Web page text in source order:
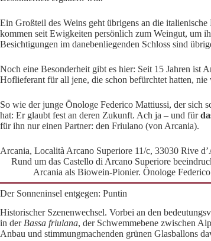
Ein Großteil des Weins geht übrigens an die
kommen seit Ewigkeiten persönlich zum Weingut, um
Besichtigungen im danebenliegenden Schloss sind
Noch eine Besonderheit gibt es hier: Seit 15 Jahren ist
Hoflieferant für all jene, die schon befürchtet hatten,
So wie der junge Önologe Federico Mattiussi, der sich
hat: Er glaubt fest an deren Zukunft. Ach ja – und für
für ihn nur einen Partner: den Friulano (von Arcania).
Arcania, Località Arcano Superiore 11/c, 33030 Rive
Rund um das Castello di Arcano Superiore
Arcania als Biowein-Pionier. Önologe
Der Sonneninsel entgegen: Puntin
Historischer Szenenwechsel. Vorbei an den
in der Bassa friulana, der Schwemmebene zwischen
Anbau und stimmungmachenden grünen Glasballons